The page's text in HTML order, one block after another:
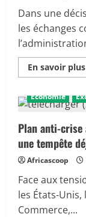
Dans une
les échanges
En savoir plus
Économie
Plan anti-
une tempête
Africascoop
Face aux
les États-
Commerce,...